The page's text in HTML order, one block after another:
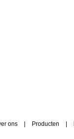
ons Producten